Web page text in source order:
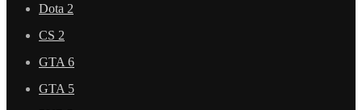
Dota 2
CS 2
GTA 6
GTA 5